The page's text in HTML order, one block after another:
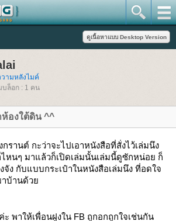
ามหลังไมค์
ล็อก : 1 คน
ห้องใต้ดิน ^^
รานต์ กะว่าจะไปเอาหนังสือที่สั่งไว้เล่มนึง
นๆ มาแล้วก็เปิดเล่มนั้นเล่มนี้ดูซักหน่อย ก็
จัง กับแบบกระเป๋าในหนังสือเล่มนึง ที่อดใจ
าบ้านด้ว
พาให้เพื่อนฝูงใน FB ถูกอกถูกใจเช่นกัน